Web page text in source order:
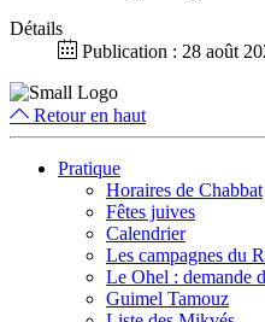
Détails
Publication : 28 août
Retour en haut
Pratique
Horaires de Chabbat
Fêtes juives
Calendrier
Les campagnes du
Le Ohel : demande
Guimel Tamouz